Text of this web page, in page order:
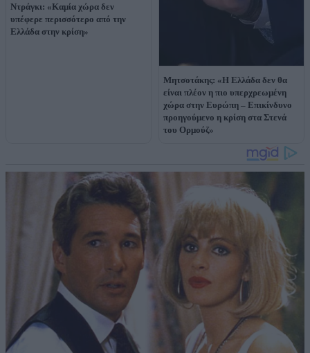
Ντράγκι: «Καμία χώρα δεν
υπέφερε περισσότερο από την
Ελλάδα στην κρίση»
Μητσοτάκης: «Η Ελλάδα δεν θα
είναι πλέον η πιο υπερχρεωμένη
χώρα στην Ευρώπη – Επικίνδυνο
προηγούμενο η κρίση στα Στενά
του Ορμούζ»